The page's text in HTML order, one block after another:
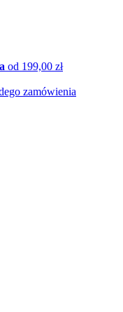
od 199,00 zł
zamówienia